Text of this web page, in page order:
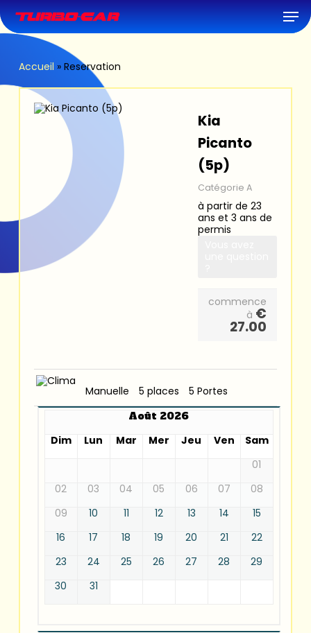
to
main
content
Accueil » Reservation
Kia
Picanto
(5p)
Catégorie A
à partir de 23
ans et 3 ans de
permis
commence
à €
27.00
Manuelle 5 places
5 Portes
Août 2026
Dim
Lun Mar Mer Jeu Ven
Sam
01
02
03 04 05 06 07
08
09
10 11 12 13 14
15
16
17 18 19 20 21
22
23
24 25 26 27 28
29
30
31